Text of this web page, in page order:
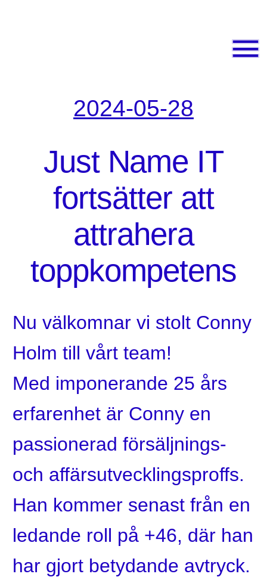
2024-05-28
Just Name IT
fortsätter att
attrahera
toppkompetens
Nu välkomnar vi stolt Conny
Holm till vårt team!
Med imponerande 25 års
erfarenhet är Conny en
passionerad försäljnings-
och affärsutvecklingsproffs.
Han kommer senast från en
ledande roll på +46, där han
har gjort betydande avtryck.